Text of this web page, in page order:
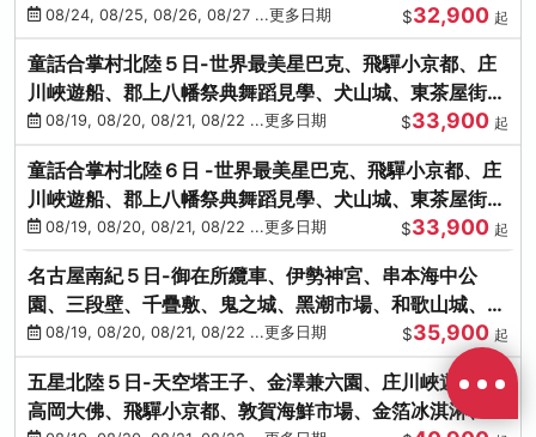
白川鄉合掌村
08/24, 08/25, 08/26, 08/27 ...更多日期 $32,900 起
童話合掌村北陸５日-世界最美星巴克、飛驒小京都、庄
川峽遊船、郡上八幡祭典舞蹈見學、犬山城、東茶屋街、
松葉蟹、金箔冰淇淋
08/19, 08/20, 08/21, 08/22 ...更多日期 $33,900 起
童話合掌村北陸６日 -世界最美星巴克、飛驒小京都、庄
川峽遊船、郡上八幡祭典舞蹈見學、犬山城、東茶屋街、
松葉蟹、金箔冰淇淋
08/19, 08/20, 08/21, 08/22 ...更多日期 $33,900 起
名古屋南紀５日-御在所纜車、伊勢神宮、串本海中公
園、三段壁、千疊敷、鬼之城、黑潮市場、和歌山城、伊
勢龍蝦溫泉
08/19, 08/20, 08/21, 08/22 ...更多日期 $35,900 起
五星北陸５日-天空塔王子、金澤兼六園、庄川峽遊船、
高岡大佛、飛驒小京都、敦賀海鮮市場、金箔冰淇淋、鰻